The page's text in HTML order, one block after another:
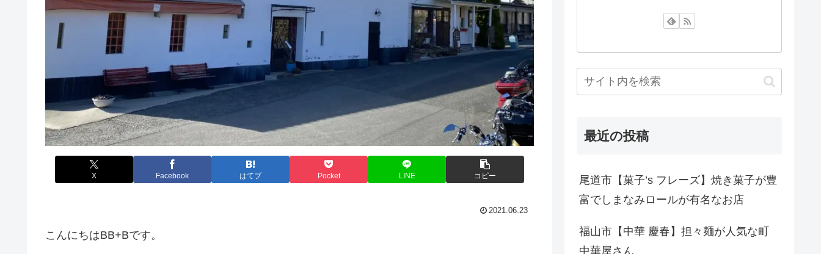
X Facebook はてブ Pocket LINE コピー
2021.06.23
こんにちはBB+Bです。
最近の投稿
尾道市【菓子’s フレーズ】焼き菓子が豊
富でしまなみロールが有名なお店
福山市【中華 慶春】担々麺が人気な町
中華屋さん